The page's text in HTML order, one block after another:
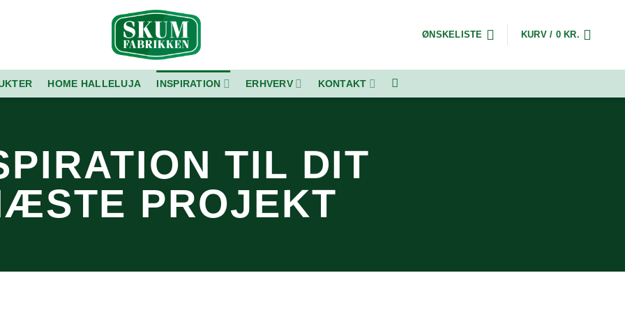
ØNSKELISTE KURV / 0 KR.
HOME HALLELUJA INSPIRATION ERHVERV KONTAKT
TIL DIT
PROJEKT